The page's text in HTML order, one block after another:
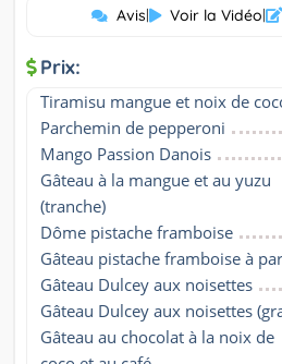
Avis| Voir la Vidéo|
Prix:
Tiramisu mangue et noix de
Parchemin de pepperoni
Mango Passion Danois
Gâteau à la mangue et au yuzu
(tranche)
Dôme pistache framboise
Gâteau pistache framboise à
Gâteau Dulcey aux noisettes
Gâteau Dulcey aux noisettes
Gâteau au chocolat à la noix de